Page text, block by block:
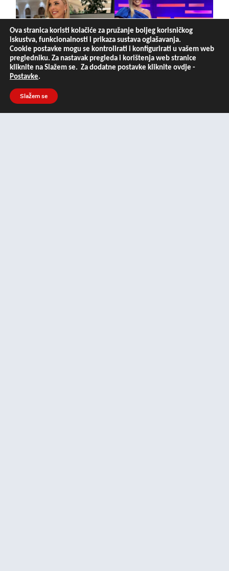
Ova stranica koristi kolačiće za pružanje boljeg korisničkog
iskustva, funkcionalnosti i prikaza sustava oglašavanja.
Cookie postavke mogu se kontrolirati i konfigurirati u vašem web
pregledniku. Za nastavak pregleda i korištenja web stranice
kliknite na Slažem se. Za dodatne postavke kliknite ovdje -
Postavke.
Slažem se